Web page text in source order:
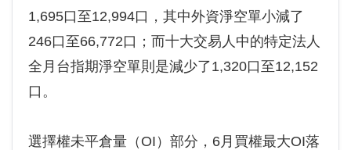
1,695口至12,994口，其中外資淨空單小減了
246口至66,772口；而十大交易人中的特定法人
全月台指期淨空單則是減少了1,320口至12,152
口。
選擇權未平倉量（OI）部分，6月買權最大OI落